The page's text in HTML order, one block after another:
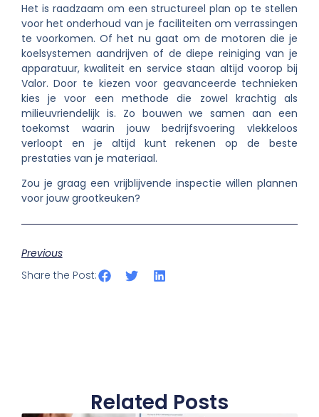
Het is raadzaam om een structureel plan op te stellen
voor het onderhoud van je faciliteiten om verrassingen
te voorkomen. Of het nu gaat om de motoren die je
koelsystemen aandrijven of de diepe reiniging van je
apparatuur, kwaliteit en service staan altijd voorop bij
Valor. Door te kiezen voor geavanceerde technieken
kies je voor een methode die zowel krachtig als
milieuvriendelijk is. Zo bouwen we samen aan een
toekomst waarin jouw bedrijfsvoering vlekkeloos
verloopt en je altijd kunt rekenen op de beste
prestaties van je materiaal.
Zou je graag een vrijblijvende inspectie willen plannen
voor jouw grootkeuken?
Previous
Share the Post:
Related Posts